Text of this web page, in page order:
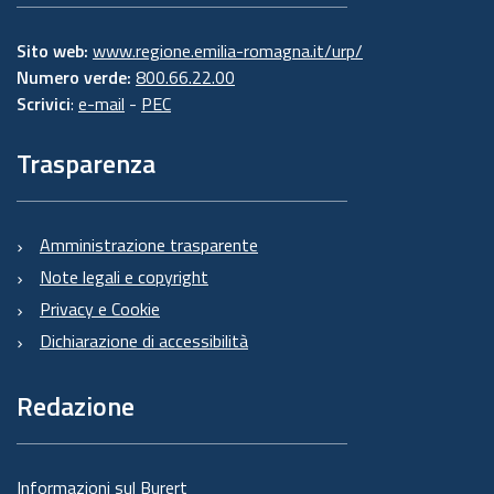
Sito web: www.regione.emilia-romagna.it/urp/
Numero verde: 800.66.22.00
Scrivici: e-mail - PEC
Trasparenza
Amministrazione trasparente
Note legali e copyright
Privacy e Cookie
Dichiarazione di accessibilità
Redazione
Informazioni sul Burert